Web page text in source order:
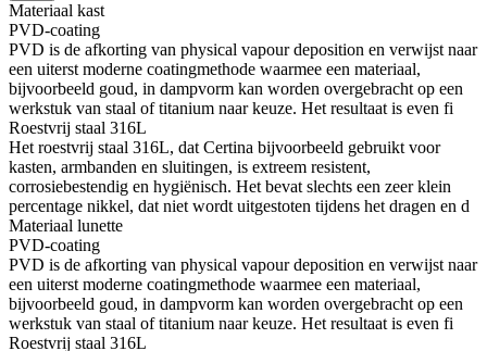
Materiaal kast
PVD-coating
PVD is de afkorting van physical vapour deposition en verwijst naar
een uiterst moderne coatingmethode waarmee een materiaal,
bijvoorbeeld goud, in dampvorm kan worden overgebracht op een
werkstuk van staal of titanium naar keuze. Het resultaat is even fi
Roestvrij staal 316L
Het roestvrij staal 316L, dat Certina bijvoorbeeld gebruikt voor
kasten, armbanden en sluitingen, is extreem resistent,
corrosiebestendig en hygiënisch. Het bevat slechts een zeer klein
percentage nikkel, dat niet wordt uitgestoten tijdens het dragen en d
Materiaal lunette
PVD-coating
PVD is de afkorting van physical vapour deposition en verwijst naar
een uiterst moderne coatingmethode waarmee een materiaal,
bijvoorbeeld goud, in dampvorm kan worden overgebracht op een
werkstuk van staal of titanium naar keuze. Het resultaat is even fi
Roestvrij staal 316L